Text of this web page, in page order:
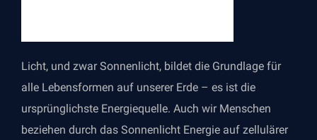
Licht, und zwar Sonnenlicht, bildet die Grundlage für
alle Lebensformen auf unserer Erde – es ist die
ursprünglichste Energiequelle. Auch wir Menschen
beziehen durch das Sonnenlicht Energie auf zellulärer